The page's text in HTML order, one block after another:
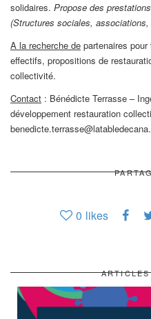
solidaires. Propose des
(Structures sociales,
A la recherche de partenaires
effectifs, propositions de
collectivité.
Contact : Bénédicte Terrasse –
développement restauration
0 likes